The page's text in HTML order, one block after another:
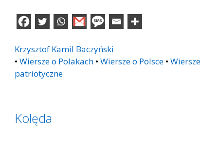
Krzysztof Kamil Baczyński
• Wiersze o Polakach • Wiersze o Polsce • Wiersze
patriotyczne
Kolęda